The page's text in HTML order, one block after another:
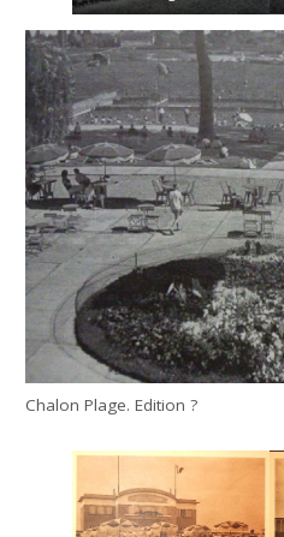
Chalon Plage. Edition ?